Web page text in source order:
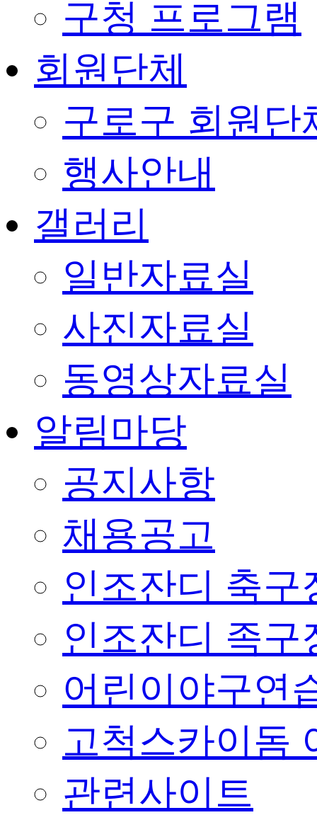
구청 프로그램
회원단체
구로구 회원단
행사안내
갤러리
일반자료실
사진자료실
동영상자료실
알림마당
공지사항
채용공고
인조잔디 축구
인조잔디 족구
어린이야구연
고척스카이돔
관련사이트